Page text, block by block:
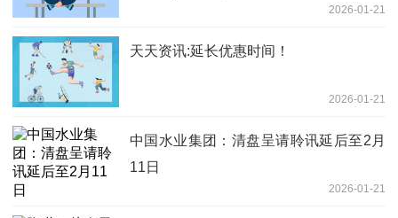
2026-01-21
天天资讯:延长优惠时间！
2026-01-21
中国水业集团：清盘呈请聆讯延后至2月
11日
2026-01-21